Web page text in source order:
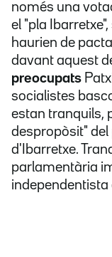
només una
el "pla
haurien de
davant aquest
preocupats
socialistes
estan tranquils,
despropòsit"
d'Ibarretxe.
parlamentària
independentista